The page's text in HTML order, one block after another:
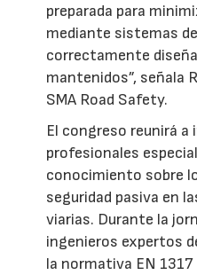
preparada para
mediante sistemas
correctamente
mantenidos”, señala
SMA Road Safety.
El congreso reunirá a
profesionales
conocimiento sobre
seguridad pasiva en
viarias. Durante la
ingenieros expertos
la normativa EN